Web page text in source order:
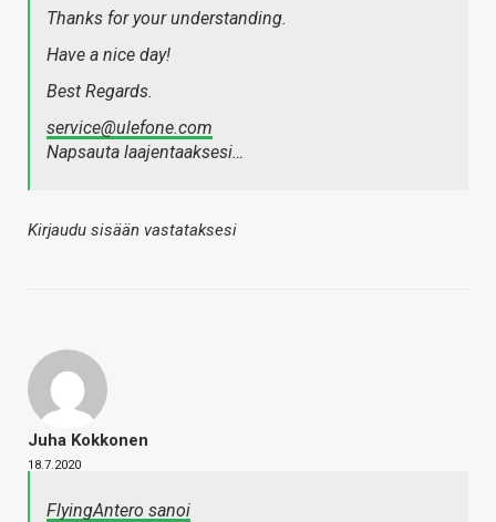
Thanks for your understanding.
Have a nice day!
Best Regards.
service@ulefone.com
Napsauta laajentaaksesi…
Kirjaudu sisään vastataksesi
Juha Kokkonen
18.7.2020
FlyingAntero sanoi